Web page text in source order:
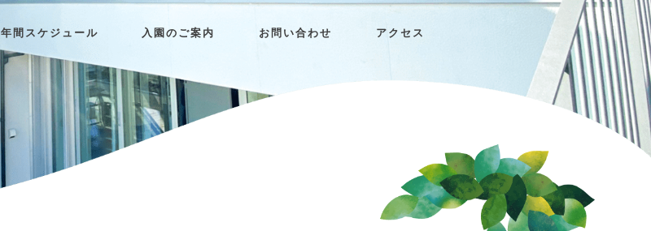
年間スケジュール 入園のご案内 お問い合わせ アクセス